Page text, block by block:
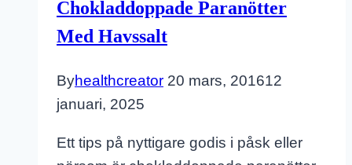
Till
Festen
Chokladdoppade Paranötter
Med Havssalt
Byhealthcreator 20 mars, 201612
januari, 2025
Ett tips på nyttigare godis i påsk eller